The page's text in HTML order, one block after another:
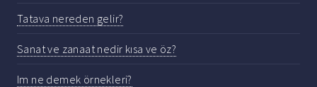
Tatava nereden gelir?
Sanat ve zanaat nedir kısa ve öz?
Im ne demek örnekleri?